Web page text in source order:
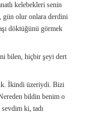
kelebekleri senin
gün olur onlara derdini
döktüğünü görmek
bilen, hiçbir şeyi dert
İkindi üzeriydi. Bizi
bildin benim o
sevdim ki, tadı